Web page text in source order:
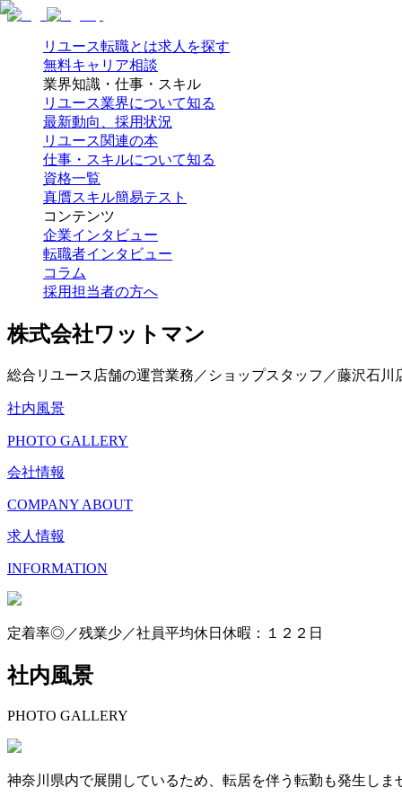
リユース転職とは求人を探す
無料キャリア相談
業界知識・仕事・スキル
リユース業界について知る
最新動向、採用状況
リユース関連の本
仕事・スキルについて知る
資格一覧
真贋スキル簡易テスト
コンテンツ
企業インタビュー
転職者インタビュー
コラム
採用担当者の方へ
株式会社ワットマン
総合リユース店舗の運営業務／ショップスタッフ／藤沢石川
社内風景
PHOTO GALLERY
会社情報
COMPANY ABOUT
求人情報
INFORMATION
定着率◎／残業少／社員平均休日休暇：１２２日
社内風景
PHOTO GALLERY
神奈川県内で展開しているため、転居を伴う転勤も発生しま